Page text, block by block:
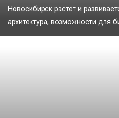
Новосибирск растёт и
архитектура, возможности для